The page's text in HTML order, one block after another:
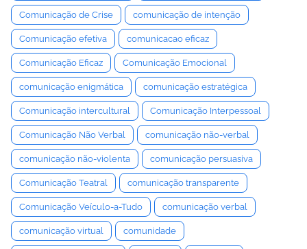
Comunicação de Crise comunicação de intenção
Comunicação efetiva comunicacao eficaz
Comunicação Eficaz Comunicação Emocional
comunicação enigmática comunicação estratégica
Comunicação intercultural Comunicação Interpessoal
Comunicação Não Verbal comunicação não-verbal
comunicação não-violenta comunicação persuasiva
Comunicação Teatral comunicação transparente
Comunicação Veículo-a-Tudo comunicação verbal
comunicação virtual comunidade